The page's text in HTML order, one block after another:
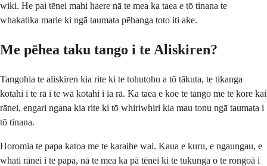
wiki. He pai tēnei mahi haere nā te mea ka taea e tō tinana te
whakatika marie ki ngā taumata pēhanga toto iti ake.
Me pēhea taku tango i te Aliskiren?
Tangohia te aliskiren kia rite ki te tohutohu a tō tākuta, te tikanga
kotahi i te rā i te wā kotahi i ia rā. Ka taea e koe te tango me te kore kai
rānei, engari ngana kia rite ki tō whiriwhiri kia mau tonu ngā taumata i
tō tinana.
Horomia te papa katoa me te karaihe wai. Kaua e kuru, e ngaungau, e
whati rānei i te papa, nā te mea ka pā tēnei ki te tukunga o te rongoā i